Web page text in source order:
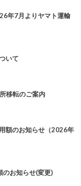
年7月よりヤマト運輸
いて
移転のご案内
額のお知らせ（2026年
お知らせ(変更)